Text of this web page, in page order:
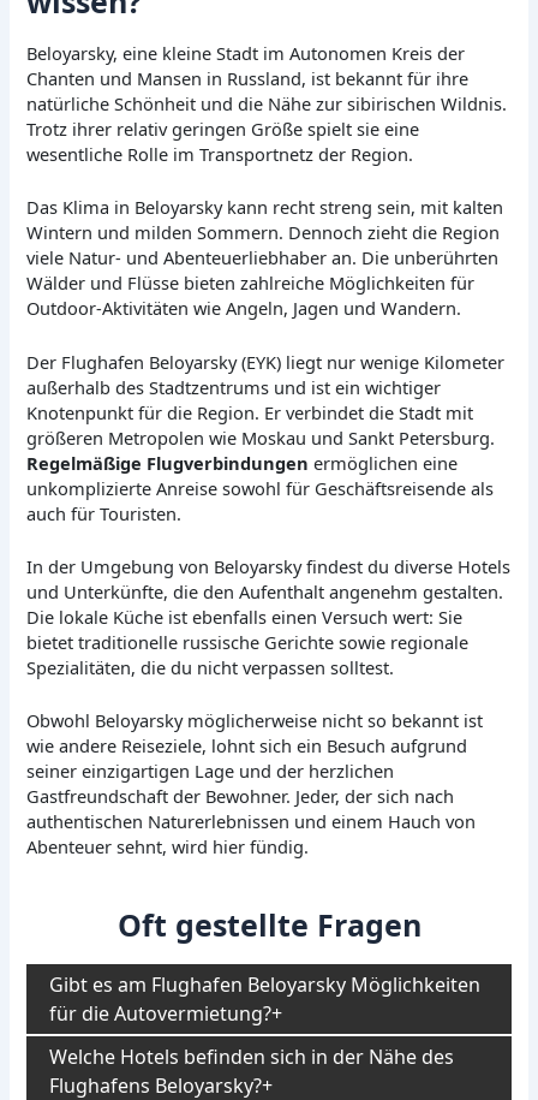
Beloyarsky, eine kleine Stadt im Autonomen Kreis der
Chanten und Mansen in Russland, ist bekannt für ihre
natürliche Schönheit und die Nähe zur sibirischen Wildnis.
Trotz ihrer relativ geringen Größe spielt sie eine
wesentliche Rolle im Transportnetz der Region.
Das Klima in Beloyarsky kann recht streng sein, mit kalten
Wintern und milden Sommern. Dennoch zieht die Region
viele Natur- und Abenteuerliebhaber an. Die unberührten
Wälder und Flüsse bieten zahlreiche Möglichkeiten für
Outdoor-Aktivitäten wie Angeln, Jagen und Wandern.
Der Flughafen Beloyarsky (EYK) liegt nur wenige Kilometer
außerhalb des Stadtzentrums und ist ein wichtiger
Knotenpunkt für die Region. Er verbindet die Stadt mit
größeren Metropolen wie Moskau und Sankt Petersburg.
Regelmäßige Flugverbindungen ermöglichen eine
unkomplizierte Anreise sowohl für Geschäftsreisende als
auch für Touristen.
In der Umgebung von Beloyarsky findest du diverse Hotels
und Unterkünfte, die den Aufenthalt angenehm gestalten.
Die lokale Küche ist ebenfalls einen Versuch wert: Sie
bietet traditionelle russische Gerichte sowie regionale
Spezialitäten, die du nicht verpassen solltest.
Obwohl Beloyarsky möglicherweise nicht so bekannt ist
wie andere Reiseziele, lohnt sich ein Besuch aufgrund
seiner einzigartigen Lage und der herzlichen
Gastfreundschaft der Bewohner. Jeder, der sich nach
authentischen Naturerlebnissen und einem Hauch von
Abenteuer sehnt, wird hier fündig.
Oft gestellte Fragen
Gibt es am Flughafen Beloyarsky Möglichkeiten
für die Autovermietung?
Welche Hotels befinden sich in der Nähe des
Flughafens Beloyarsky?